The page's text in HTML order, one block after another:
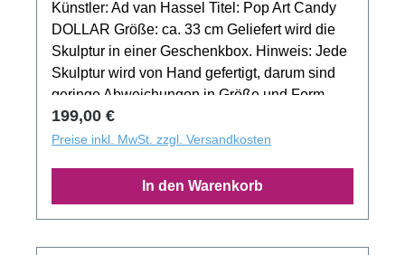
Künstler: Ad van Hassel Titel: Pop Art Candy
DOLLAR Größe: ca. 33 cm Geliefert wird die
Skulptur in einer Geschenkbox. Hinweis: Jede
Skulptur wird von Hand gefertigt, darum sind
geringe Abweichungen in Größe und Form
gewollt. Das Produktbild zeigt nur ein Muster
der Motivserie. Jedes Exemplar aus der
Unikatcharakter!
Regulärer Preis:
199,00 €
Preise inkl. MwSt. zzgl. Versandkosten
In den Warenkorb